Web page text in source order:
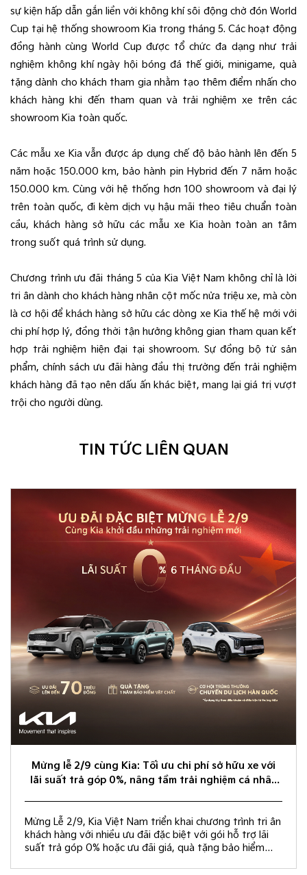
sự kiện hấp dẫn gắn liền với không khí sôi động chờ đón World
Cup tại hệ thống showroom Kia trong tháng 5. Các hoạt động
đồng hành cùng World Cup được tổ chức đa dạng như trải
nghiệm không khí ngày hội bóng đá thế giới, minigame, quà
tặng dành cho khách tham gia nhằm tạo thêm điểm nhấn cho
khách hàng khi đến tham quan và trải nghiệm xe trên các
showroom Kia toàn quốc.
Các mẫu xe Kia vẫn được áp dụng chế độ bảo hành lên đến 5
năm hoặc 150.000 km, bảo hành pin Hybrid đến 7 năm hoặc
150.000 km. Cùng với hệ thống hơn 100 showroom và đại lý
trên toàn quốc, đi kèm dịch vụ hậu mãi theo tiêu chuẩn toàn
cầu, khách hàng sở hữu các mẫu xe Kia hoàn toàn an tâm
trong suốt quá trình sử dụng.
Chương trình ưu đãi tháng 5 của Kia Việt Nam không chỉ là lời
tri ân dành cho khách hàng nhân cột mốc nửa triệu xe, mà còn
là cơ hội để khách hàng sở hữu các dòng xe Kia thế hệ mới với
chi phí hợp lý, đồng thời tận hưởng không gian tham quan kết
hợp trải nghiệm hiện đại tại showroom. Sự đồng bộ từ sản
phẩm, chính sách ưu đãi hàng đầu thị trường đến trải nghiệm
khách hàng đã tạo nên dấu ấn khác biệt, mang lại giá trị vượt
trội cho người dùng.
TIN TỨC LIÊN QUAN
Mừng lễ 2/9 cùng Kia: Tối ưu chi phí sở hữu xe với
lãi suất trả góp 0%, nâng tầm trải nghiệm cá nhân
Mừng Lễ 2/9, Kia Việt Nam triển khai chương trình tri ân
khách hàng với nhiều ưu đãi đặc biệt với gói hỗ trợ lãi
suất trả góp 0% hoặc ưu đãi giá, quà tặng bảo hiểm